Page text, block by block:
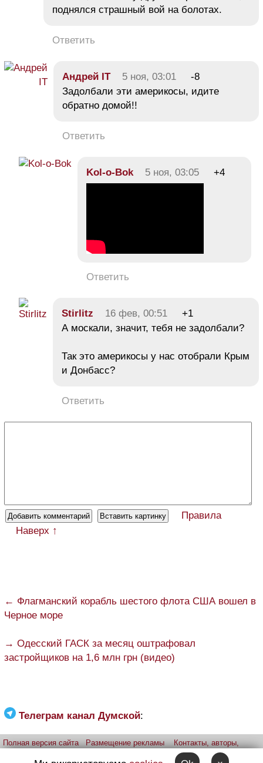
поднялся страшный вой на болотах.
Ответить
Андрей IT 5 ноя, 03:01
-8
Задолбали эти америкосы, идите
обратно домой!!
Ответить
Kol-o-Bok 5 ноя, 03:05 +4
Ответить
Stirlitz 16 фев, 00:51
+1
А москали, значит, тебя не задолбали?
Так это америкосы у нас отобрали Крым
и Донбасс?
Ответить
Правила
Наверх ↑
← Флагманский корабль шестого флота США вошел в
Черное море
→ Одесский ГАСК за месяц оштрафовал
застройщиков на 1,6 млн грн (видео)
Телеграм канал Думской:
Полная версия сайта Размещение рекламы
Контакты, авторы,
iPhone